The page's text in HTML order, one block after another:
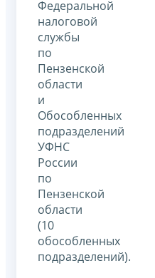
Федеральной
налоговой
службы
по
Пензенской
области
и
Обособленных
подразделений
УФНС
России
по
Пензенской
области
(10
обособленных
подразделений).